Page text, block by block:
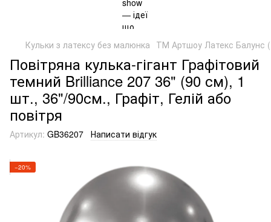
Кульки з латексу без малюнка ТМ Артшоу Латекс Балунс
Повітряна кулька-гігант Графітовий
темний Brilliance 207 36" (90 см), 1
шт., 36"/90см., Графіт, Гелій або
повітря
Артикул: GB36207 Написати відгук
−20%